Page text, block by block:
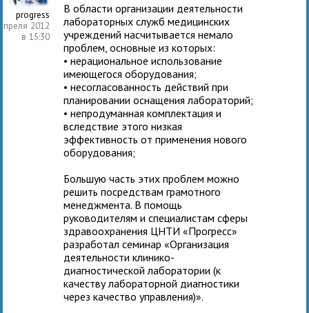
progress
2012
в 15:30
В области организации деятельности
лабораторных служб медицинских
учреждений насчитывается немало
проблем, основные из которых:
• нерациональное использование
имеющегося оборудования;
• несогласованность действий при
планировании оснащения лабораторий;
• непродуманная комплектация и
вследствие этого низкая
эффективность от применения нового
оборудования;
Большую часть этих проблем можно
решить посредствам грамотного
менеджмента. В помощь
руководителям и специалистам сферы
здравоохранения ЦНТИ «Прогресс»
разработал семинар «Организация
деятельности клинико-
диагностической лаборатории (к
качеству лабораторной диагностики
через качество управления)».